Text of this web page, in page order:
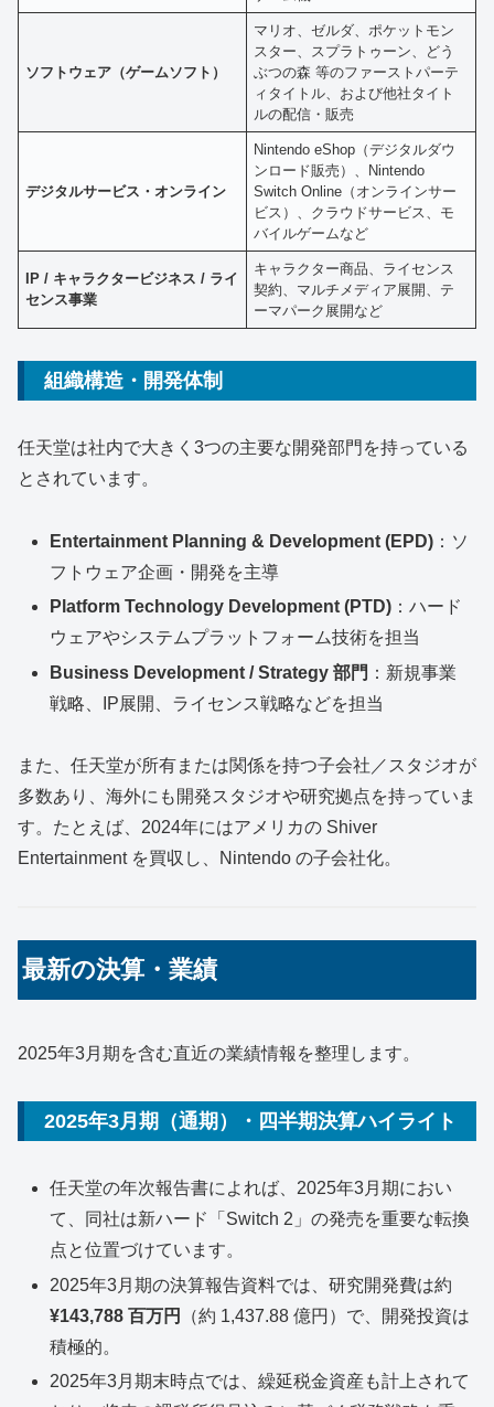
ソフトウェア（ゲームソフト）
マリオ、ゼルダ、ポケットモン
スター、スプラトゥーン、どう
ぶつの森 等のファーストパーテ
ィタイトル、および他社タイト
ルの配信・販売
デジタルサービス・オンライン
Nintendo eShop（デジタルダウ
ンロード販売）、Nintendo
Switch Online（オンラインサー
ビス）、クラウドサービス、モ
バイルゲームなど
IP / キャラクタービジネス / ライ
センス事業
キャラクター商品、ライセンス
契約、マルチメディア展開、テ
ーマパーク展開など
組織構造・開発体制
任天堂は社内で大きく3つの主要な開発部門を持っている
とされています。
Entertainment Planning & Development (EPD) ：ソ
フトウェア企画・開発を主導
Platform Technology Development (PTD) ：ハード
ウェアやシステムプラットフォーム技術を担当
Business Development / Strategy 部門 ：新規事業
戦略、IP展開、ライセンス戦略などを担当
また、任天堂が所有または関係を持つ子会社／スタジオが
多数あり、海外にも開発スタジオや研究拠点を持っていま
す。たとえば、2024年にはアメリカの Shiver
Entertainment を買収し、Nintendo の子会社化。
最新の決算・業績
2025年3月期を含む直近の業績情報を整理します。
2025年3月期（通期）・四半期決算ハイライト
任天堂の年次報告書によれば、2025年3月期におい
て、同社は新ハード「Switch 2」の発売を重要な転換
点と位置づけています。
2025年3月期の決算報告資料では、研究開発費は約
¥143,788 百万円
（約 1,437.88 億円）で、開発投資は
積極的。
2025年3月期末時点では、繰延税金資産も計上されて